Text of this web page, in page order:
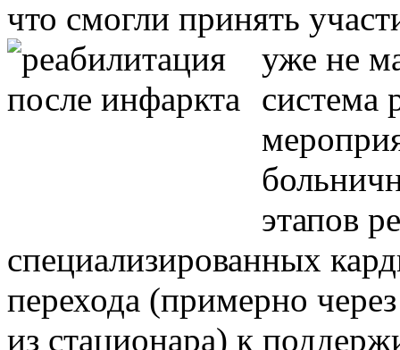
что смогли принять
уже не
система
этапов
специализированных
перехода (примерно
из стационара) к